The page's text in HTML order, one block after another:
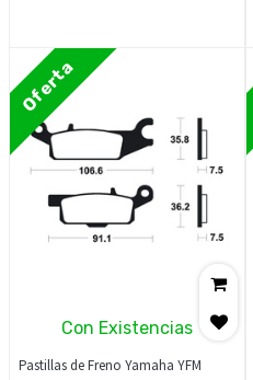
Con Existencias
Pastillas de Freno Yamaha YFM
Oferta